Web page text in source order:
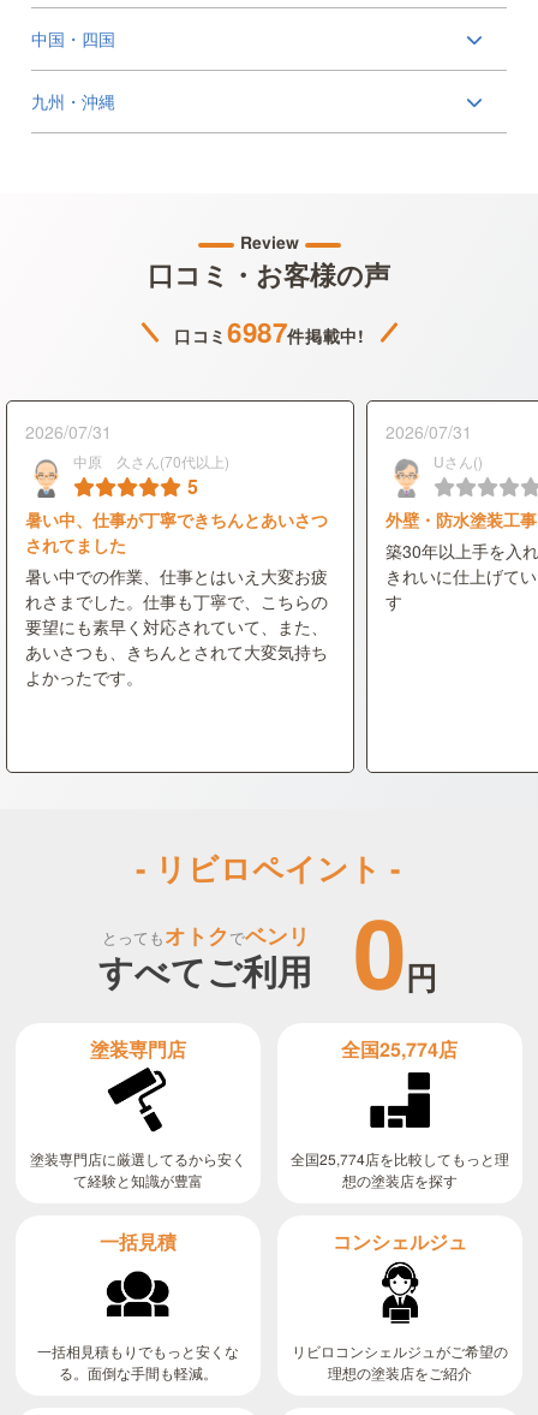
中国・四国
九州・沖縄
Review
口コミ・お客様の声
口コミ6987件掲載中!
2026/07/31
中原 久さん(70代以上)
5
暑い中、仕事が丁寧できちんとあいさつ
されてました
暑い中での作業、仕事とはいえ大変お疲
れさまでした。仕事も丁寧で、こちらの
要望にも素早く対応されていて、また、
あいさつも、きちんとされて大変気持ち
よかったです。
2026/07/31
Uさん()
外壁・防水塗装工事
築30年以上手を入
きれいに仕上げて
す
- リビロペイント -
とってもオトクでベンリ
すべてご利用 0円
塗装専門店
塗装専門店に厳選してるから安く
て経験と知識が豊富
全国25,774店
全国25,774店を比較してもっと理
想の塗装店を探す
一括見積
一括相見積もりでもっと安くな
る。面倒な手間も軽減。
コンシェルジュ
リビロコンシェルジュがご希望の
理想の塗装店をご紹介